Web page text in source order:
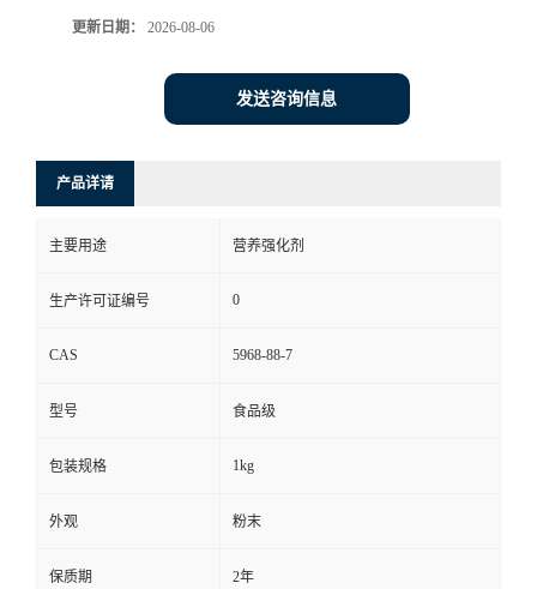
更新日期： 2026-08-06
发送咨询信息
产品详请
主要用途 营养强化剂
生产许可证编号 0
CAS 5968-88-7
型号 食品级
包装规格 1kg
外观 粉末
保质期 2年